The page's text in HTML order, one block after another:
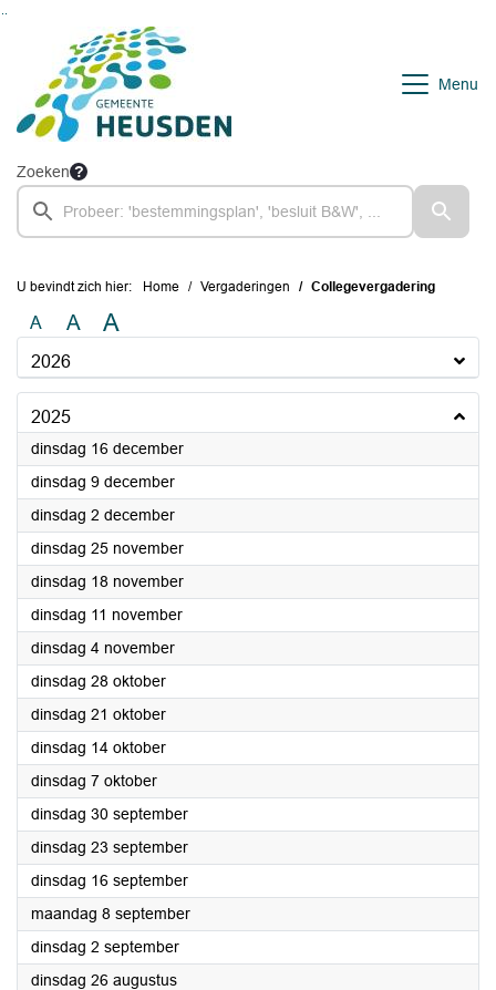
Ga naar de inhoud van deze pagina
Ga naar het zoeken
Ga naar het menu
Menu
Zoeken
U bevindt zich hier: Home Vergaderingen Collegevergadering
A A A
2026
2025
dinsdag 16 december2025
dinsdag 9 december2025
dinsdag 2 december2025
dinsdag 25 november2025
dinsdag 18 november2025
dinsdag 11 november2025
dinsdag 4 november2025
dinsdag 28 oktober2025
dinsdag 21 oktober2025
dinsdag 14 oktober2025
dinsdag 7 oktober2025
dinsdag 30 september2025
dinsdag 23 september2025
dinsdag 16 september2025
maandag 8 september2025
dinsdag 2 september2025
dinsdag 26 augustus2025